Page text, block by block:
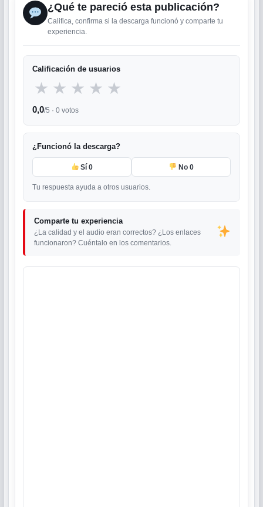
¿Qué te pareció esta publicación?
Califica, confirma si la descarga funcionó y comparte tu
experiencia.
Calificación de usuarios
★ ★ ★ ★ ★
0,0/5 · 0 votos
¿Funcionó la descarga?
Sí0 No 0
Tu respuesta ayuda a otros usuarios.
Comparte tu experiencia
¿La calidad y el audio eran correctos? ¿Los enlaces
funcionaron? Cuéntalo en los comentarios.